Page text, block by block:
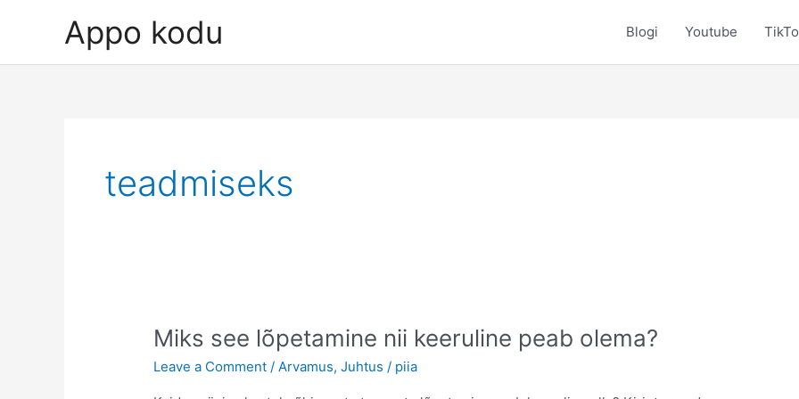
Appo kodu Blogi Youtube
teadmiseks
Miks see lõpetamine nii keeruline peab olema?
Leave a Comment /Arvamus,Juhtus / piia